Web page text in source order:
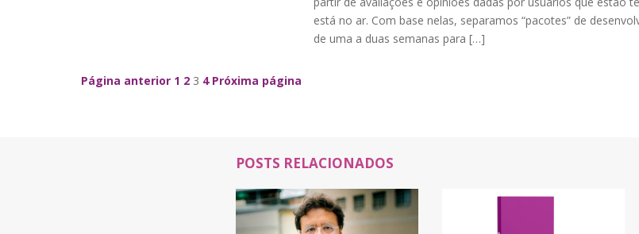
está no ar. Com base nelas, separamos “pacotes” de
de uma a duas semanas para […]
Navegação de Posts
Página anterior 1 2 3 4 Próxima página
POSTS RELACIONADOS